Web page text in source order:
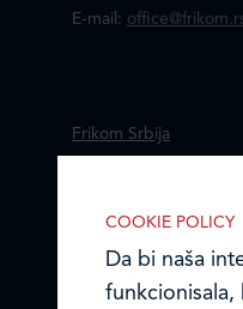
E-mail:
Frikom Srbija
Frikom Makedonija
COOKIE POLICY
Da bi naša
funkcionisala,
IZABERITE